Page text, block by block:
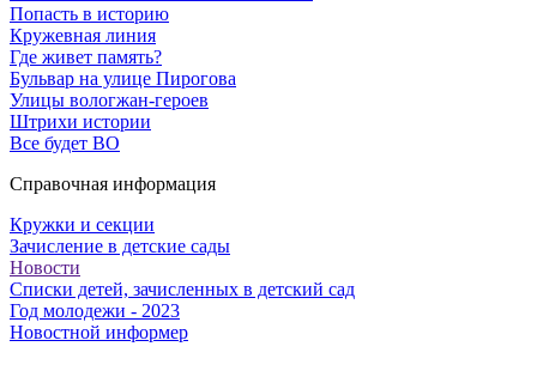
Попасть в историю
Кружевная линия
Где живет память?
Бульвар на улице Пирогова
Улицы вологжан-героев
Штрихи истории
Все будет ВО
Справочная информация
Кружки и секции
Зачисление в детские сады
Новости
Списки детей, зачисленных в детский сад
Год молодежи - 2023
Новостной информер